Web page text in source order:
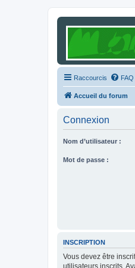
Raccourcis FAQ
Accueil du forum
Connexion
Nom d’utilisateur :
Mot de passe :
INSCRIPTION
Vous devez être
utilisateurs inscrits.